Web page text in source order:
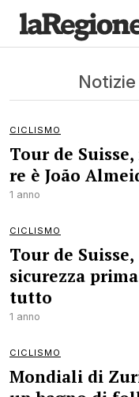
Notizie
CICLISMO
Tour de
re è João
1 anno
CICLISMO
Tour de Suisse,
sicurezza
tutto
1 anno
CICLISMO
Mondiali di